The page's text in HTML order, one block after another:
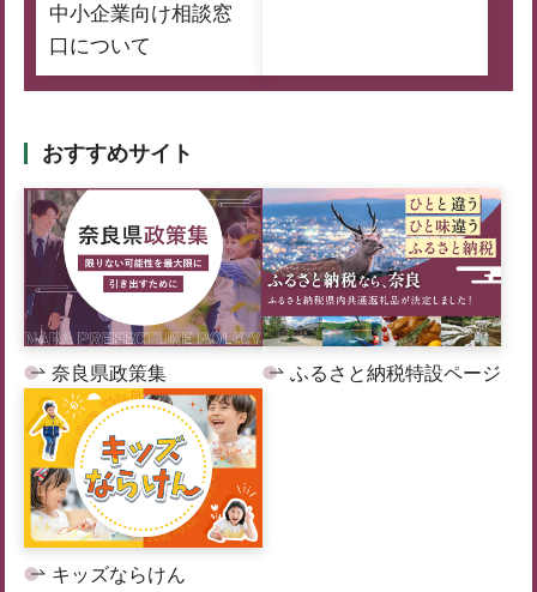
中小企業向け相談窓
口について
おすすめサイト
奈良県政策集 ふるさと納税特設ページ
キッズならけん